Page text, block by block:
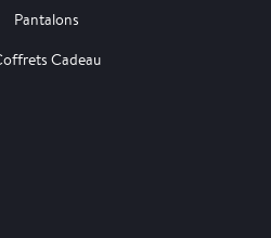
Pantalons
Cadeau